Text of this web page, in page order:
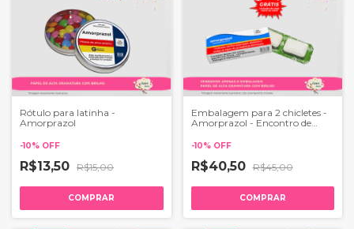
Rótulo para latinha -
Amorprazol
-10% OFF
R$13,50 R$15,00
COMPRAR
Embalagem para 2 chicletes -
Amorprazol - Encontro de
-10% OFF
R$40,50 R$45,00
COMPRAR